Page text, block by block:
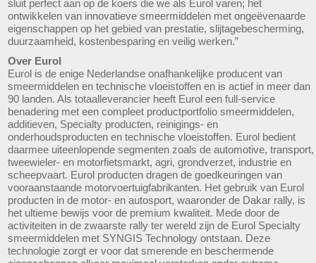
sluit perfect aan op de koers die we als Eurol varen; het
ontwikkelen van innovatieve smeermiddelen met ongeëvenaarde
eigenschappen op het gebied van prestatie, slijtagebescherming,
duurzaamheid, kostenbesparing en veilig werken.”
Over Eurol
Eurol is de enige Nederlandse onafhankelijke producent van
smeermiddelen en technische vloeistoffen en is actief in meer dan
90 landen. Als totaalleverancier heeft Eurol een full-service
benadering met een compleet productportfolio smeermiddelen,
additieven, Specialty producten, reinigings- en
onderhoudsproducten en technische vloeistoffen. Eurol bedient
daarmee uiteenlopende segmenten zoals de automotive, transport,
tweewieler- en motorfietsmarkt, agri, grondverzet, industrie en
scheepvaart. Eurol producten dragen de goedkeuringen van
vooraanstaande motorvoertuigfabrikanten. Het gebruik van Eurol
producten in de motor- en autosport, waaronder de Dakar rally, is
het ultieme bewijs voor de premium kwaliteit. Mede door de
activiteiten in de zwaarste rally ter wereld zijn de Eurol Specialty
smeermiddelen met SYNGIS Technology ontstaan. Deze
technologie zorgt er voor dat smerende en beschermende